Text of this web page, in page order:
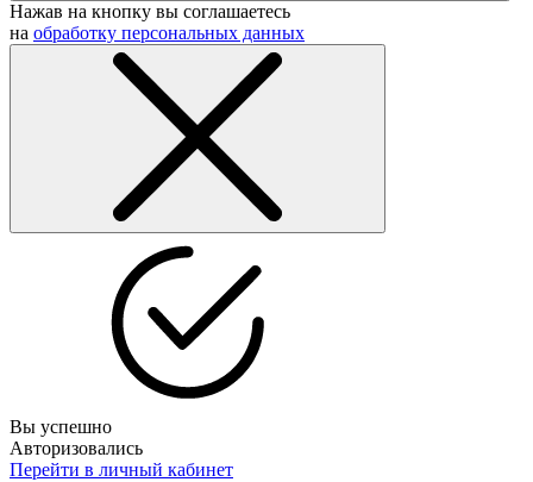
Нажав на кнопку вы соглашаетесь
на обработку персональных данных
Вы успешно
Авторизовались
Перейти в личный кабинет